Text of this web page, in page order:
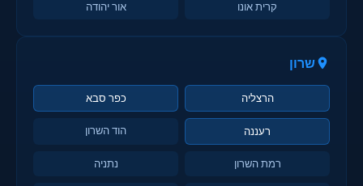
קרית אונו אור יהודה
שרון
הרצליה כפר סבא
רעננה הוד השרון
רמת השרון נתניה